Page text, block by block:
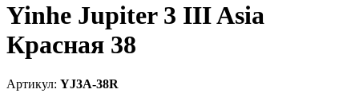
Yinhe Jupiter 3 III Asia
Красная 38
YJ3A-38R